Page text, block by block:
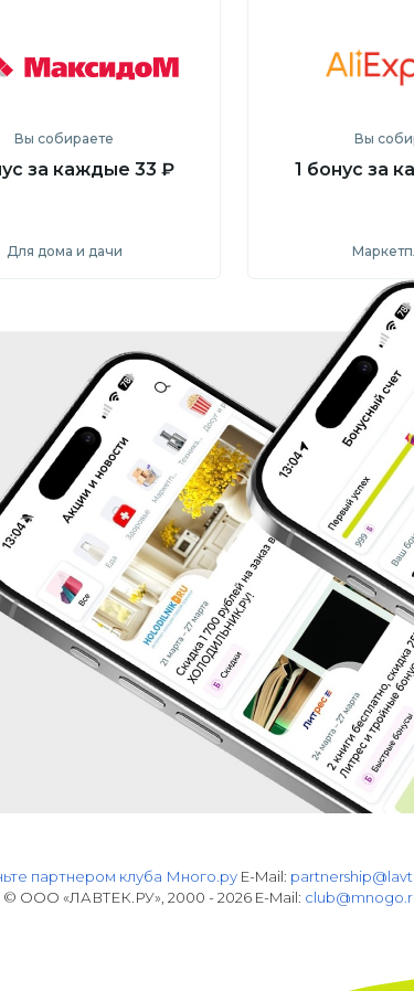
Перейти
Вы собираете
за каждые 33 ₽
Для дома и дачи
Перейти на сайт
Вы
1 бонус за
Перейти
партнером клуба Много.руE-Mail:
© ООО «ЛАВТЕК.РУ», 2000 - 2026 E-Mail: